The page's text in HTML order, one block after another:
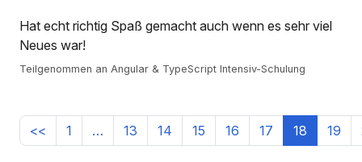
Hat echt richtig Spaß gemacht auch wenn es sehr viel
Neues war!
Teilgenommen an Angular & TypeScript Intensiv-Schulung
<< 1 … 13 14 15 16 17 18 19